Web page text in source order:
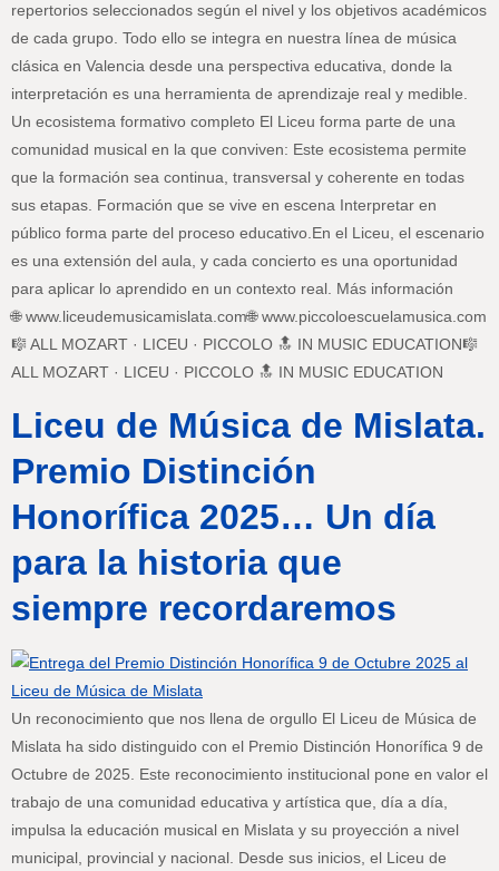
repertorios seleccionados según el nivel y los objetivos académicos
de cada grupo. Todo ello se integra en nuestra línea de música
clásica en Valencia desde una perspectiva educativa, donde la
interpretación es una herramienta de aprendizaje real y medible.
Un ecosistema formativo completo El Liceu forma parte de una
comunidad musical en la que conviven: Este ecosistema permite
que la formación sea continua, transversal y coherente en todas
sus etapas. Formación que se vive en escena Interpretar en
público forma parte del proceso educativo.En el Liceu, el escenario
es una extensión del aula, y cada concierto es una oportunidad
para aplicar lo aprendido en un contexto real. Más información
🌐 www.liceudemusicamislata.com🌐 www.piccoloescuelamusica.com
🎼 ALL MOZART · LICEU · PICCOLO 🔝 IN MUSIC EDUCATION🎼
ALL MOZART · LICEU · PICCOLO 🔝 IN MUSIC EDUCATION
Liceu de Música de Mislata.
Premio Distinción
Honorífica 2025… Un día
para la historia que
siempre recordaremos
Un reconocimiento que nos llena de orgullo El Liceu de Música de
Mislata ha sido distinguido con el Premio Distinción Honorífica 9 de
Octubre de 2025. Este reconocimiento institucional pone en valor el
trabajo de una comunidad educativa y artística que, día a día,
impulsa la educación musical en Mislata y su proyección a nivel
municipal, provincial y nacional. Desde sus inicios, el Liceu de